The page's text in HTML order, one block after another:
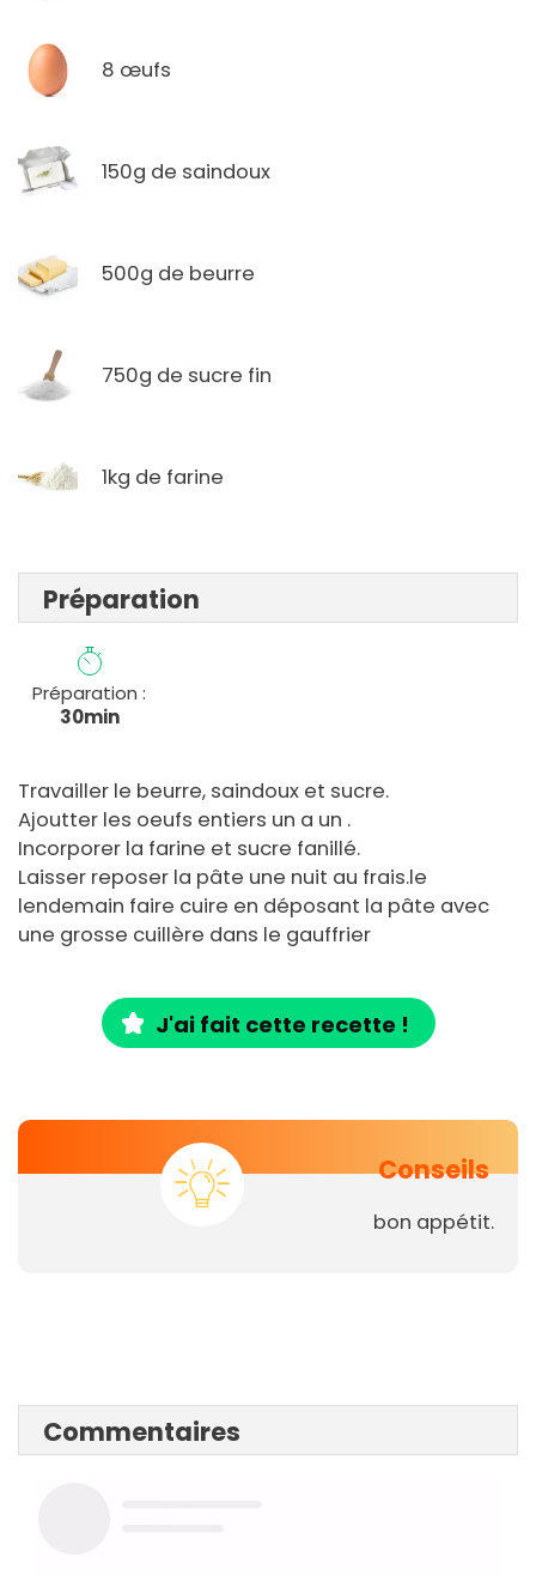
8 œufs
150g de saindoux
500g de beurre
750g de sucre fin
1kg de farine
Préparation
Préparation :
30min
Travailler le beurre, saindoux et sucre.
Ajoutter les oeufs entiers un a un .
Incorporer la farine et sucre fanillé.
Laisser reposer la pâte une nuit au frais.le
lendemain faire cuire en déposant la pâte avec
une grosse cuillère dans le gauffrier
J'ai fait cette recette !
Conseils
bon appétit.
Commentaires